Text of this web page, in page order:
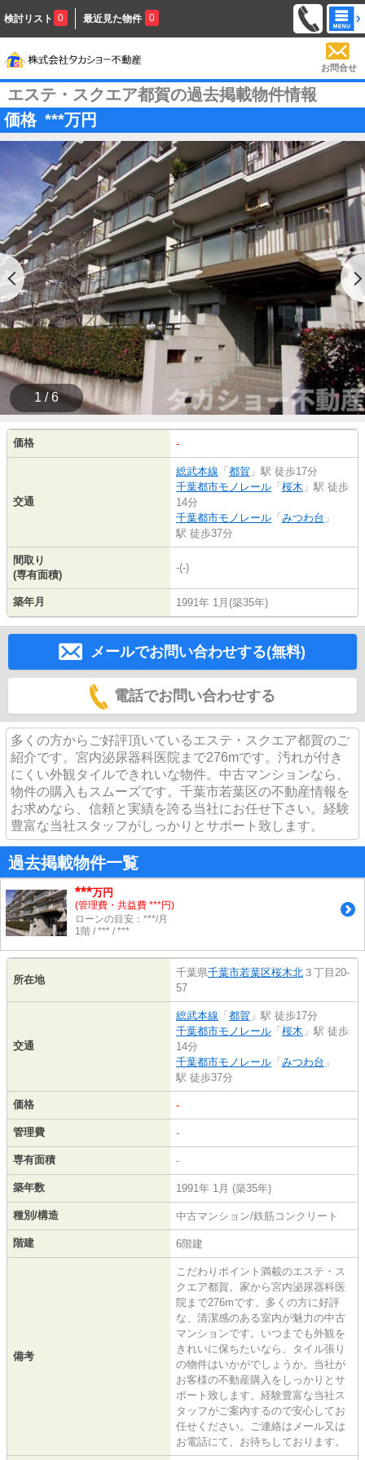
検討リスト 0 最近見た物件 0
お問合せ
エステ・スクエア都賀の過去掲載物件情報
価格 ***万円
1 / 6
価格 -
交通
総武本線 「 都賀 」駅 徒歩17分
千葉都市モノレール 「 桜木 」駅 徒歩
14分
千葉都市モノレール 「 みつわ台 」
駅 徒歩37分
間取り
(専有面積)
-(-)
築年月 1991年 1月(築35年)
メールでお問い合わせする(無料)
電話でお問い合わせする
多くの方からご好評頂いているエステ・スクエア都賀のご
紹介です。宮内泌尿器科医院まで276mです。汚れが付き
にくい外観タイルできれいな物件。中古マンションなら、
物件の購入もスムーズです。千葉市若葉区の不動産情報を
お求めなら、信頼と実績を誇る当社にお任せ下さい。経験
豊富な当社スタッフがしっかりとサポート致します。
過去掲載物件一覧
***万円
(管理費・共益費 ***円)
ローンの目安：***/月
1階 / *** / ***
所在地
千葉県千葉市若葉区桜木北 ３丁目20-
57
交通
総武本線 「 都賀 」駅 徒歩17分
千葉都市モノレール 「 桜木 」駅 徒歩
14分
千葉都市モノレール 「 みつわ台 」
駅 徒歩37分
価格 -
管理費 -
専有面積 -
築年数 1991年 1月 (築35年)
種別/構造 中古マンション/鉄筋コンクリート
階建 6階建
備考
こだわりポイント満載のエステ・ス
クエア都賀。家から宮内泌尿器科医
院まで276mです。多くの方に好評
な、清潔感のある室内が魅力の中古
マンションです。いつまでも外観を
きれいに保ちたいなら、タイル張り
の物件はいかがでしょうか。当社が
お客様の不動産購入をしっかりとサ
ポート致します。経験豊富な当社ス
タッフがご案内するので安心してお
任せください。ご連絡はメール又は
お電話にて、お待ちしております。